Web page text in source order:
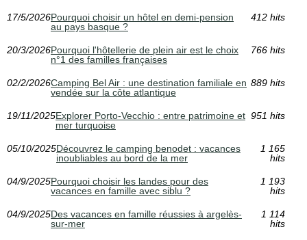
17/5/2026Pourquoi choisir un hôtel en demi-pension
au pays basque ?
412 hits
20/3/2026Pourquoi l'hôtellerie de plein air est le choix
n°1 des familles françaises
766 hits
02/2/2026Camping Bel Air : une destination familiale en
vendée sur la côte atlantique
889 hits
19/11/2025Explorer Porto-Vecchio : entre patrimoine et
mer turquoise
951 hits
05/10/2025Découvrez le camping benodet : vacances
inoubliables au bord de la mer
1 165
hits
04/9/2025Pourquoi choisir les landes pour des
vacances en famille avec siblu ?
1 193
hits
04/9/2025Des vacances en famille réussies à argelès-
sur-mer
1 114
hits